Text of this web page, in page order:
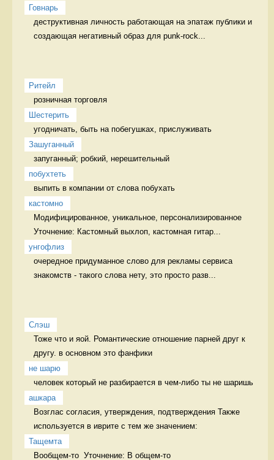
Говнарь
деструктивная личность работающая на эпатаж публики и
создающая негативный образ для punk-rock...
Ритейл
розничная торговля
Шестерить
угодничать, быть на побегушках, прислуживать
Зашуганный
запуганный; робкий, нерешительный
побухтеть
выпить в компании от слова побухать
кастомно
Модифицированное, уникальное, персонализированное
Уточнение: Кастомный выхлоп, кастомная гитар...
унгофлиз
очередное придуманное слово для рекламы сервиса
знакомств - такого слова нету, это просто разв...
Слэш
Тоже что и яой. Романтические отношение парней друг к
другу. в основном это фанфики
не шарю
ашкара
Возглас согласия, утверждения, подтверждения Также
используется в иврите с тем же значением:
Тащемта
Вообщем-то  Уточнение: В общем-то